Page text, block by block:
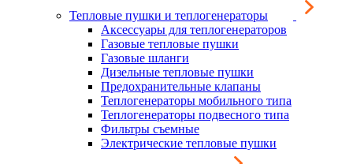
Тепловые пушки и теплогенераторы
Аксессуары для теплогенераторов
Газовые тепловые пушки
Газовые шланги
Дизельные тепловые пушки
Предохранительные клапаны
Теплогенераторы мобильного типа
Теплогенераторы подвесного типа
Фильтры съемные
Электрические тепловые пушки